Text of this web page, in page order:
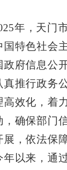
年， 天门
特色社会
府信息公
推行政务
效化，着
确保部门
，依法保
年以来，通